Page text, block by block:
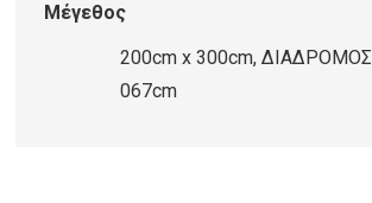
Μέγεθος
200cm x 300cm, ΔΙΑΔΡΟΜΟΣ
067cm